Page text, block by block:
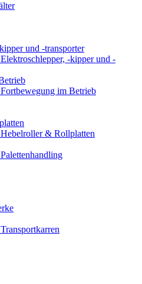
und -transporter
-kipper und -
im Betrieb
& Rollplatten